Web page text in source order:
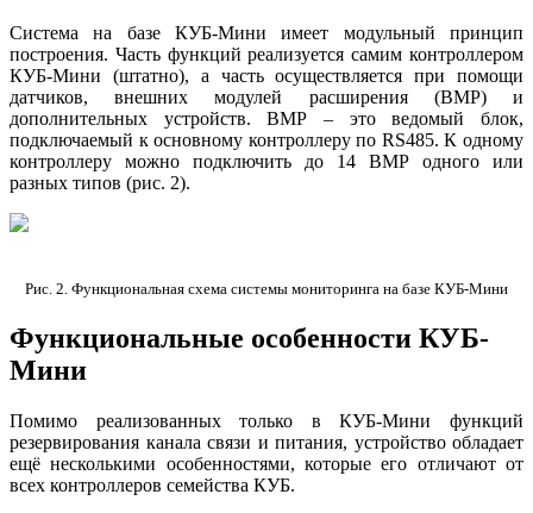
Система на базе КУБ-Мини имеет модульный принцип
построения. Часть функций реализуется самим контроллером
КУБ-Мини (штатно), а часть осуществляется при помощи
датчиков, внешних модулей расширения (ВМР) и
дополнительных устройств. ВМР – это ведомый блок,
подключаемый к основному контроллеру по RS485. К одному
контроллеру можно подключить до 14 ВМР одного или
разных типов (рис. 2).
Рис. 2. Функциональная схема системы мониторинга на базе КУБ-Мини
Функциональные особенности КУБ-
Мини
Помимо реализованных только в КУБ-Мини функций
резервирования канала связи и питания, устройство обладает
ещё несколькими особенностями, которые его отличают от
всех контроллеров семейства КУБ.